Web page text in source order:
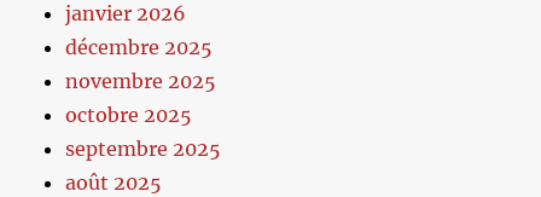
janvier 2026
décembre 2025
novembre 2025
octobre 2025
septembre 2025
août 2025